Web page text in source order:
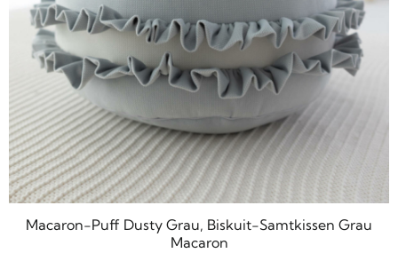
Macaron-Puff Dusty Grau, Biskuit-Samtkissen Grau
Macaron